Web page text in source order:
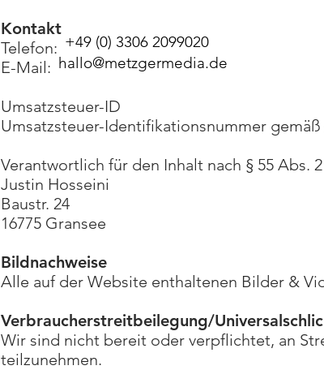
Kontakt
Telefon:
E-Mail:
Umsatzsteuer-ID
Umsatzsteuer-Identifikationsnummer gemäß
Verantwortlich für den Inhalt nach § 55 Abs. 2
Justin Hosseini
Baustr. 24
16775 Gransee
Bildnachweise
Alle auf der Website enthaltenen Bilder &
Verbraucherstreitbeilegung/
Wir sind nicht bereit oder verpflichtet, an
teilzunehmen.
+49 (0) 3306 2099020
hallo@metzgermedia.de